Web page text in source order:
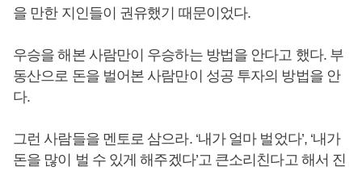
을 만한 지인들이 권유했기 때문이었다.
우승을 해본 사람만이 우승하는 방법을 안다고 했다. 부
동산으로 돈을 벌어본 사람만이 성공 투자의 방법을 안
다.
그런 사람들을 멘토로 삼으라. ‘내가 얼마 벌었다’, ‘내가
돈을 많이 벌 수 있게 해주겠다’고 큰소리친다고 해서 진